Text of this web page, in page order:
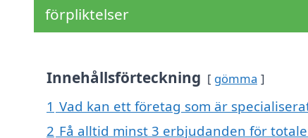
förpliktelser
Innehållsförteckning gömma
1 Vad kan ett företag som är
2 Få alltid minst 3 erbjudanden för